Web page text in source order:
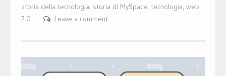
storia della tecnologia, storia di MySpace, tecnologia, web
2.0
Leave a comment